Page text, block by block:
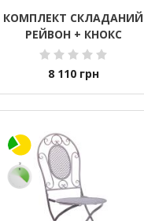
КОМПЛЕКТ СКЛАДАНИЙ
РЕЙВОН + КНОКС
8 110 грн